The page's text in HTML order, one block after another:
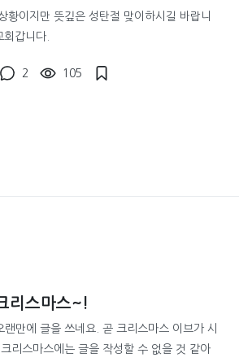
황이지만 뜻깊은 성탄절 맞이하시길 바랍니
갑니다.
2 105
리스마스~!
랜만에 글을 쓰네요. 곧 크리스마스 이브가 시
리스마스에는 글을 작성할 수 없을 것 같아